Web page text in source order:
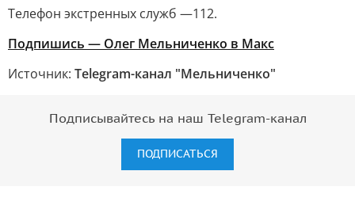
Телефон экстренных служб —112.
Подпишись — Олег Мельниченко в Mакс
Источник: Telegram-канал "Мельниченко"
Подписывайтесь на наш Telegram-канал
ПОДПИСАТЬСЯ